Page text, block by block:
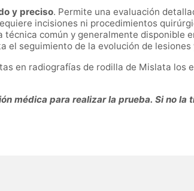
y preciso. Permite una evaluación
incisiones ni procedimientos
técnica común y generalmente disponible
el seguimiento de la evolución de
en radiografías de rodilla de Mislata los
médica para realizar la prueba. Si no